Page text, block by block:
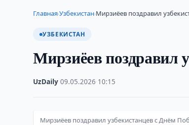
Главная›Узбекистан›Мирзиёев поздравил
УЗБЕКИСТАН
Мирзиёев поздравил
UzDaily ·09.05.2026 10:15
Мирзиёев поздравил узбекистанцев с Днём